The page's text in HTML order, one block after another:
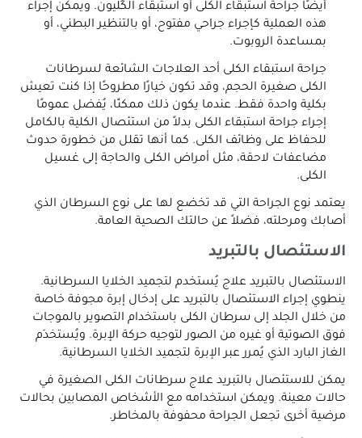
أيضًا جراحة استبقاء الكلى أو استبقاء الكُليون. ويمكن إجراء
هذه العملية كإجراء جراحي مفتوح، أو بالتنظير البطني، أو
بمساعدة الروبوت.
جراحة استبقاء الكلى أحد العلاجات الشائعة لسرطانات
الكلى صغيرة الحجم، وقد تكون خيارًا مطروحًا إذا كنت تعيش
بكلية واحدة فقط. عندما يكون ذلك ممكنًا، يُفضل عمومًا
إجراء جراحة استبقاء الكلى بدلاً من استئصال الكلية بالكامل
للحفاظ على وظائف الكلى. كما أنها تقلل من خطورة حدوث
مضاعفات لاحقة، مثل أمراض الكلى والحاجة إلى غسيل
الكلى.
يعتمد نوع الجراحة التي قد تخضع لها على نوع السرطان الذي
أصابك ومرحلته، فضلاً عن حالتك الصحية العامة.
الاستئصال بالتبريد
الاستئصال بالتبريد علاج يُستخدم لتجميد الخلايا السرطانية.
ينطوي إجراء الاستئصال بالتبريد على إدخال إبرة مجوفة خاصة
من خلال الجلد إلى سرطان الكلى باستخدام التصوير بالموجات
فوق الصوتية أو غيره من الصور لتوجيه حركة الإبرة. ويُستخدَم
الغاز البارد الذي يُمرر عبر الإبرة لتجميد الخلايا السرطانية.
يمكن للاستئصال بالتبريد علاج سرطانات الكلى الصغيرة في
حالات معينة. ويمكن استخدامه مع الأشخاص المصابين بحالات
مرضية أخرى تجعل الجراحة محفوفة بالمخاطر.